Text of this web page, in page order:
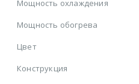
Мощность охлаждения
Мощность обогрева
Цвет
Конструкция